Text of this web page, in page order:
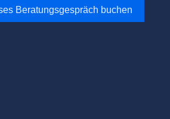
Beratungsgespräch buchen